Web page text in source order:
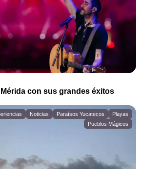
con sus grandes éxitos
Noticias Paraísos Yucatecos
Playas
Pueblos Mágicos